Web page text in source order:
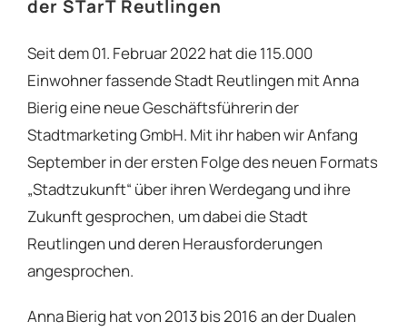
der STarT Reutlingen
Seit dem 01. Februar 2022 hat die 115.000
Einwohner fassende Stadt Reutlingen mit Anna
Bierig eine neue Geschäftsführerin der
Stadtmarketing GmbH. Mit ihr haben wir Anfang
September in der ersten Folge des neuen Formats
„Stadtzukunft“ über ihren Werdegang und ihre
Zukunft gesprochen, um dabei die Stadt
Reutlingen und deren Herausforderungen
angesprochen.
Anna Bierig hat von 2013 bis 2016 an der Dualen